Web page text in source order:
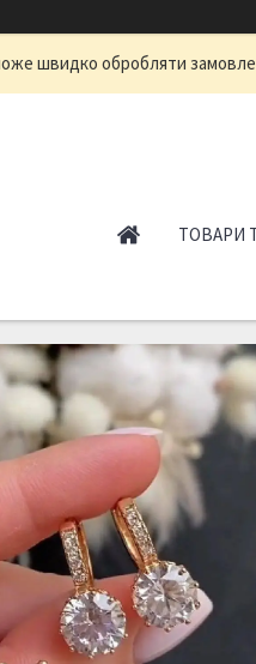
швидко обробляти
ТОВАРИ